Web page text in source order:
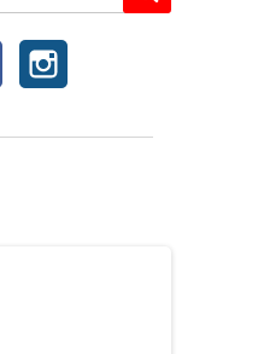
FACEBOOKINSTAGRAM